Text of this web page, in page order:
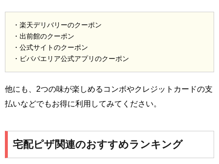
・楽天デリバリーのクーポン
・出前館のクーポン
・公式サイトのクーポン
・ビバパエリア公式アプリのクーポン
他にも、2つの味が楽しめるコンボやクレジットカードの支
払いなどでもお得に利用してみてください。
宅配ピザ関連のおすすめランキング